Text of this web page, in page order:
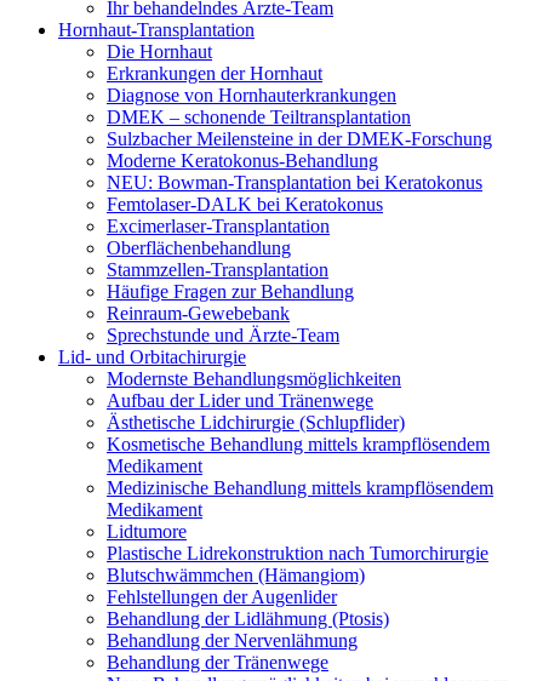
Ihr behandelndes Ärzte-Team
Hornhaut-Transplantation
Die Hornhaut
Erkrankungen der Hornhaut
Diagnose von Hornhauterkrankungen
DMEK – schonende Teiltransplantation
Sulzbacher Meilensteine in der DMEK-Forschung
Moderne Keratokonus-Behandlung
NEU: Bowman-Transplantation bei Keratokonus
Femtolaser-DALK bei Keratokonus
Excimerlaser-Transplantation
Oberflächenbehandlung
Stammzellen-Transplantation
Häufige Fragen zur Behandlung
Reinraum-Gewebebank
Sprechstunde und Ärzte-Team
Lid- und Orbitachirurgie
Modernste Behandlungsmöglichkeiten
Aufbau der Lider und Tränenwege
Ästhetische Lidchirurgie (Schlupflider)
Kosmetische Behandlung mittels krampflösendem
Medikament
Medizinische Behandlung mittels krampflösendem
Medikament
Lidtumore
Plastische Lidrekonstruktion nach Tumorchirurgie
Blutschwämmchen (Hämangiom)
Fehlstellungen der Augenlider
Behandlung der Lidlähmung (Ptosis)
Behandlung der Nervenlähmung
Behandlung der Tränenwege